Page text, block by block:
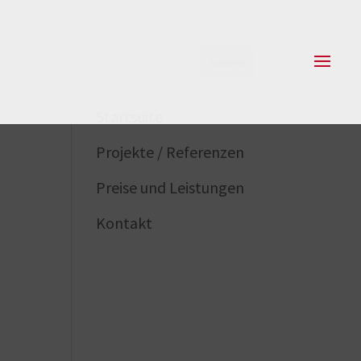
Projekte / Referenzen
Preise und Leistungen
Kontakt